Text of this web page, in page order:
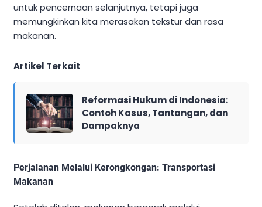
untuk pencernaan selanjutnya, tetapi juga
memungkinkan kita merasakan tekstur dan rasa
makanan.
Artikel Terkait
Reformasi Hukum di Indonesia:
Contoh Kasus, Tantangan, dan
Dampaknya
Perjalanan Melalui Kerongkongan: Transportasi
Makanan